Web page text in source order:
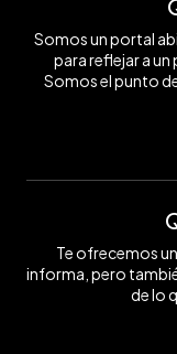
Somos un portal
para reflejar a un
Somos el punto
Te ofrecemos
informa, pero
de lo